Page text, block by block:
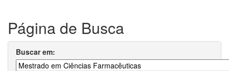
Página de Busca
Buscar em: